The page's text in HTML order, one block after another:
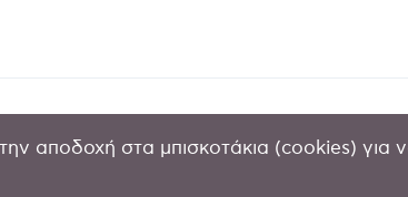
Copyright © 2024 by Goldensites
αποδοχή στα μπισκοτάκια (cookies) για